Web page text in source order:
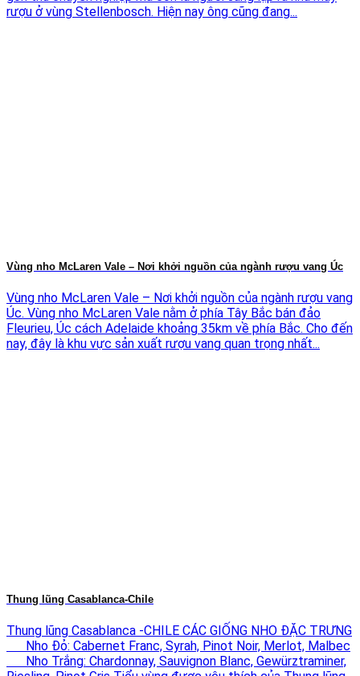
rượu ở vùng Stellenbosch. Hiện nay ông cũng đang...
Vùng nho McLaren Vale – Nơi khởi nguồn của ngành rượu vang Úc
Vùng nho McLaren Vale – Nơi khởi nguồn của ngành rượu vang
Úc. Vùng nho McLaren Vale nằm ở phía Tây Bắc bán đảo
Fleurieu, Úc cách Adelaide khoảng 35km về phía Bắc. Cho đến
nay, đây là khu vực sản xuất rượu vang quan trọng nhất...
Thung lũng Casablanca-Chile
Thung lũng Casablanca -CHILE CÁC GIỐNG NHO ĐẶC TRƯNG
Nho Đỏ: Cabernet Franc, Syrah, Pinot Noir, Merlot, Malbec
Nho Trắng: Chardonnay, Sauvignon Blanc, Gewürztraminer,